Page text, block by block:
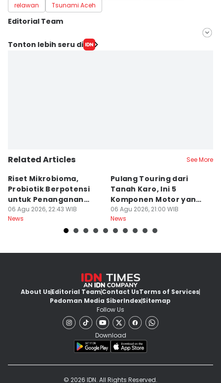
relawan
Tsunami Aceh
Editorial Team
Editor
Tonton lebih seru di
Related Articles See More
Riset Mikrobioma,
Probiotik Berpotensi
untuk Penanganan
Jerawat
06 Agu 2026, 22:43 WIB
News
Pulang Touring dari
Tanah Karo, Ini 5
Komponen Motor yang
Wajib Dicek
06 Agu 2026, 21:00 WIB
News
About UsEditorial TeamContact UsTerms of Services
Pedoman Media SiberIndexSitemap
Follow Us
Download
© 2026 IDN. All Rights Reserved.